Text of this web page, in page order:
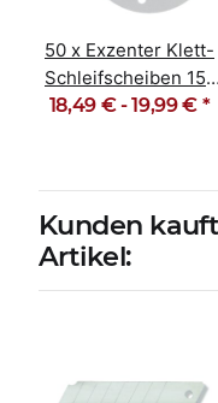
50 x Exzenter Klett-
Schleifscheiben 15-
Loch Korn 40-600
18,49 € -19,99 € *
Kunden
Artikel: